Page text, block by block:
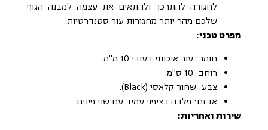
לחגורה להתרכך ולהתאים את עצמה למבנה הגוף
שלכם מהר יותר מחגורות עור סטנדרטיות.
מפרט טכני:
חומר: עור איכותי בעובי 10 מ"מ.
רוחב: 10 ס"מ.
צבע: שחור קלאסי (Black).
אבזם: פלדה בציפוי עמיד עם שני פינים.
שירות ואחריות: